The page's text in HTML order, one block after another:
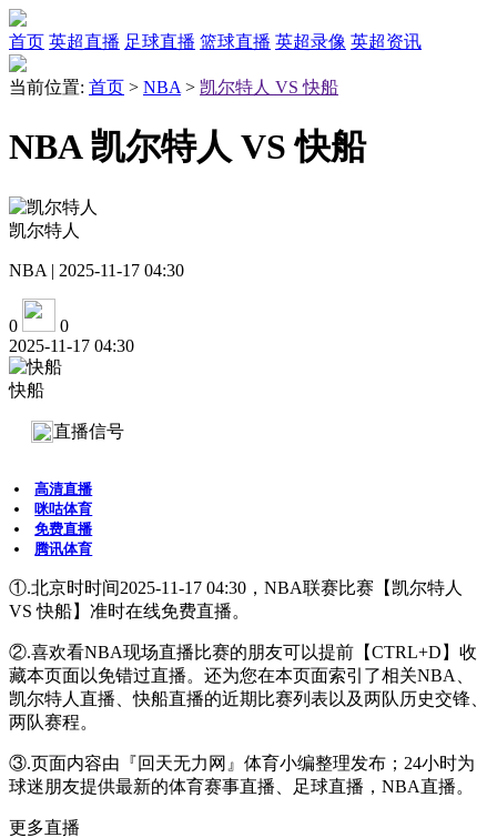
首页 英超直播 足球直播 篮球直播 英超录像 英超资讯
当前位置: 首页 > NBA > 凯尔特人 VS 快船
NBA 凯尔特人 VS 快船
凯尔特人
NBA | 2025-11-17 04:30
0
0
2025-11-17 04:30
快船
直播信号
高清直播
咪咕体育
免费直播
腾讯体育
①.北京时时间2025-11-17 04:30，NBA联赛比赛【凯尔特人
VS 快船】准时在线免费直播。
②.喜欢看NBA现场直播比赛的朋友可以提前【CTRL+D】收
藏本页面以免错过直播。还为您在本页面索引了相关NBA、
凯尔特人直播、快船直播的近期比赛列表以及两队历史交锋、
两队赛程。
③.页面内容由『回天无力网』体育小编整理发布；24小时为
球迷朋友提供最新的体育赛事直播、足球直播，NBA直播。
更多直播